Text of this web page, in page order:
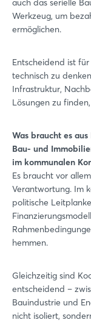
Werkzeug, um
ermöglichen.
Entscheidend ist
technisch zu
Infrastruktur,
Lösungen zu
Was braucht es
Bau- und
im kommunalen
Es braucht vor
Verantwortung. Im
politische
hemmen.
Gleichzeitig sind
entscheidend –
Bauindustrie und
nicht isoliert,